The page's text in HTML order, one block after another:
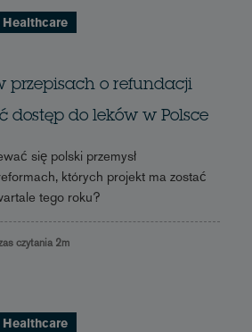
przepisach o refundacji
dostęp do leków w Polsce
się polski przemysł
których projekt ma zostać
tego roku?
czytania 2m